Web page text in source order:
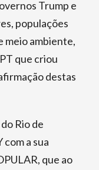
Trump e
populações
meio ambiente,
que criou
destas
Rio de
a sua
que ao